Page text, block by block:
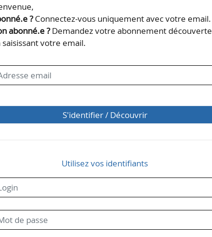
à l’agence de
?Connectez-vous uniquement avec votre email.
abonné.e ?Demandez votre abonnement découverte
saisissant votre email.
S'identifier / Découvrir
Utilisez vos identifiants